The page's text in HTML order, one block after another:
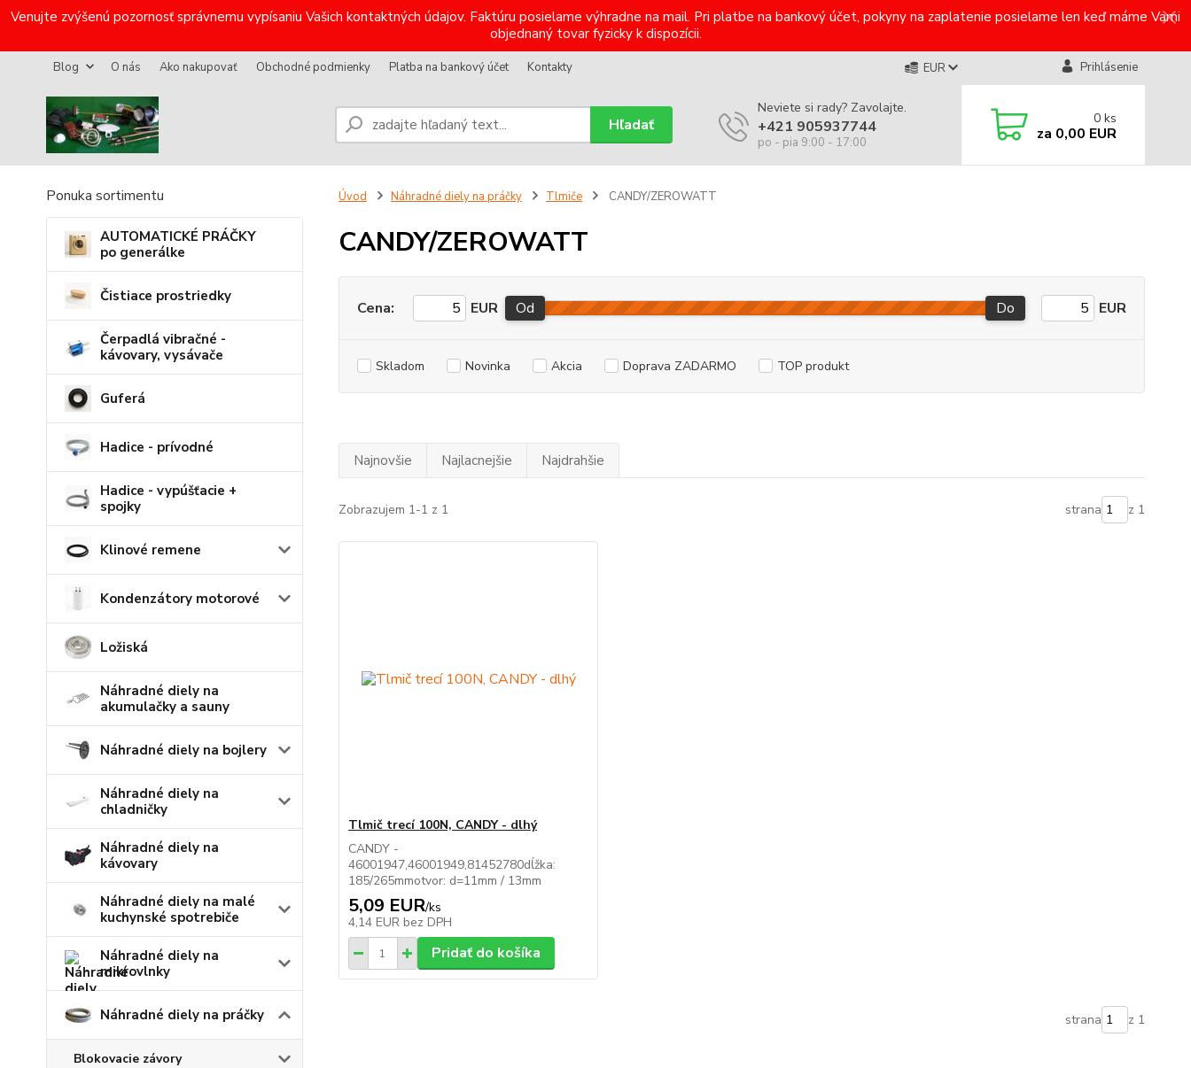
Venujte zvýšenú pozornosť správnemu vypísaniu Vašich kontaktných údajov. Faktúru posielame výhradne na mail. Pri platbe na bankový účet, pokyny na zaplatenie posielame len keď máme Vami
objednaný tovar fyzicky k dispozícii.
Blog O nás Ako nakupovať Obchodné podmienky Platba na bankový účet Kontakty EUR Prihlásenie
Hľadať
Neviete si rady? Zavolajte.
+421 905937744
po - pia 9:00 - 17:00
0 ks
za 0,00 EUR
Ponuka sortimentu
AUTOMATICKÉ PRÁČKY
po generálke
Čistiace prostriedky
Čerpadlá vibračné -
kávovary, vysávače
Guferá
Hadice - prívodné
Hadice - vypúšťacie +
spojky
Klinové remene
Kondenzátory motorové
Ložiská
Náhradné diely na
akumulačky a sauny
Náhradné diely na bojlery
Náhradné diely na
chladničky
Náhradné diely na
kávovary
Náhradné diely na malé
kuchynské spotrebiče
Náhradné diely na
mikrovlnky
Náhradné diely na práčky
Blokovacie závory
Úvod Náhradné diely na práčky Tlmiče CANDY/ZEROWATT
CANDY/ZEROWATT
Cena: EUR Od Do EUR
Skladom Novinka Akcia Doprava ZADARMO TOP produkt
Najnovšie Najlacnejšie Najdrahšie
Zobrazujem 1-1 z 1 strana z 1
Tlmič trecí 100N, CANDY - dlhý
CANDY -
46001947,46001949,81452780dĺžka:
185/265mmotvor: d=11mm / 13mm
5,09 EUR/ks
4,14 EUR bez DPH
Pridať do košíka
strana z 1